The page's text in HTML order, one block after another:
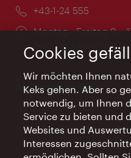
Telefon:
+43-1-24 555
Öffnungszeiten:
Montag - Freitag 9 –
Feiertags geschlossen
AI Concierge Wien
Ort:
concierge.wien.info
Öffnungszeiten:
Informationen rund
Cookies
Wir möchten Ihnen
Keks gehen. Aber so
notwendig, um Ihnen
Service zu bieten und
Websites und
Interessen